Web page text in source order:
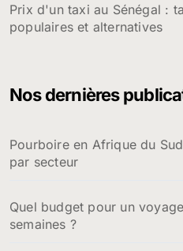
Prix d'un taxi au Sénégal :
populaires et alternatives
Nos dernières
Pourboire en Afrique du
par secteur
Quel budget pour un
semaines ?